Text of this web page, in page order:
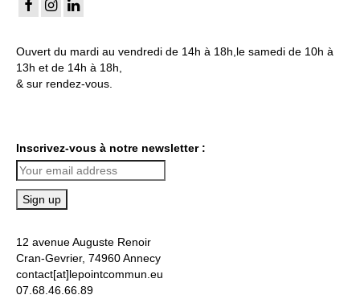
Ouvert du mardi au vendredi de 14h à 18h,le samedi de 10h à
13h et de 14h à 18h,
& sur rendez-vous.
Inscrivez-vous à notre newsletter :
12 avenue Auguste Renoir
Cran-Gevrier, 74960 Annecy
contact[at]lepointcommun.eu
07.68.46.66.89